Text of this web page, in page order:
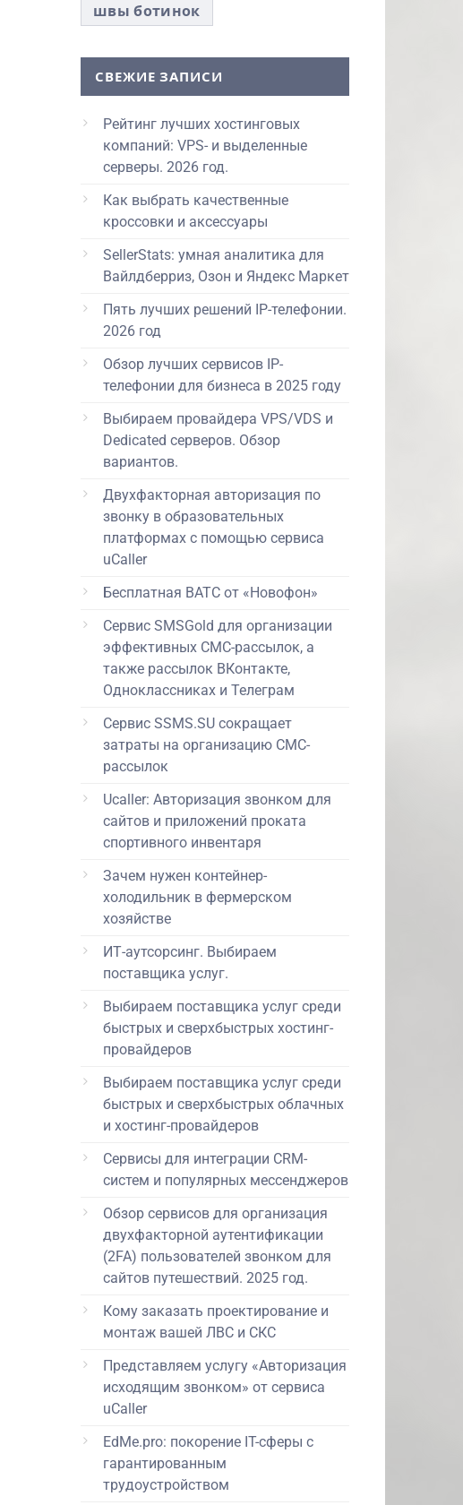
швы ботинок
СВЕЖИЕ ЗАПИСИ
Рейтинг лучших хостинговых
компаний: VPS- и выделенные
серверы. 2026 год.
Как выбрать качественные
кроссовки и аксессуары
SellerStats: умная аналитика для
Вайлдберриз, Озон и Яндекс Маркет
Пять лучших решений IP-телефонии.
2026 год
Обзор лучших сервисов IP-
телефонии для бизнеса в 2025 году
Выбираем провайдера VPS/VDS и
Dedicated серверов. Обзор
вариантов.
Двухфакторная авторизация по
звонку в образовательных
платформах с помощью сервиса
uCaller
Бесплатная ВАТС от «Новофон»
Сервис SMSGold для организации
эффективных СМС-рассылок, а
также рассылок ВКонтакте,
Одноклассниках и Телеграм
Сервис SSMS.SU сокращает
затраты на организацию СМС-
рассылок
Ucaller: Авторизация звонком для
сайтов и приложений проката
спортивного инвентаря
Зачем нужен контейнер-
холодильник в фермерском
хозяйстве
ИТ-аутсорсинг. Выбираем
поставщика услуг.
Выбираем поставщика услуг среди
быстрых и сверхбыстрых хостинг-
провайдеров
Выбираем поставщика услуг среди
быстрых и сверхбыстрых облачных
и хостинг-провайдеров
Сервисы для интеграции CRM-
систем и популярных мессенджеров
Обзор сервисов для организация
двухфакторной аутентификации
(2FA) пользователей звонком для
сайтов путешествий. 2025 год.
Кому заказать проектирование и
монтаж вашей ЛВС и СКС
Представляем услугу «Авторизация
исходящим звонком» от сервиса
uCaller
EdMe.pro: покорение IT-сферы с
гарантированным
трудоустройством